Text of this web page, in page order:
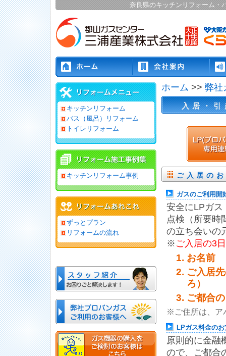
奈良県のキッチンリフォーム・
ホーム >> 弊社
入居・
ご入居の
ガスのご利用開
安全にLPガス
点検（所要時
の立ち会いの
※ ご入居の3
お名前
ご入居
ろ）
ご都合
※ご住所は、ア
LPガス料金の
原則的に金融
ので、ご都合
キッチンリフォーム
バス（風呂）リフォーム
トイレリフォーム
キッチンリフォーム事例
ずっとプラン
リフォームの流れ